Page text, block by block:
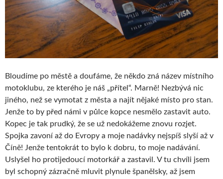
Bloudíme po městě a doufáme, že někdo zná název místního
motoklubu, ze kterého je náš „přítel“. Marně! Nezbývá nic
jiného, než se vymotat z města a najít nějaké místo pro stan.
Jenže to by před námi v půlce kopce nesmělo zastavit auto.
Kopec je tak prudký, že se už nedokážeme znovu rozjet.
Spojka zavoní až do Evropy a moje nadávky nejspíš slyší až v
Číně! Jenže tentokrát to bylo k dobru, to moje nadávání.
Uslyšel ho protijedoucí motorkář a zastavil. V tu chvíli jsem
byl schopný zázračně mluvit plynule španělsky, až jsem